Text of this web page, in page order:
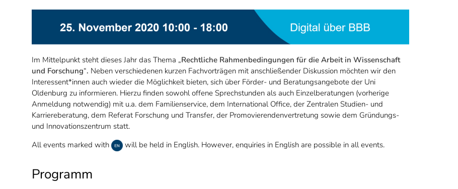
Im Mittelpunkt steht dieses Jahr das Thema „Rechtliche Rahmenbedingungen für die Arbeit in Wissenschaft
und Forschung“. Neben verschiedenen kurzen Fachvorträgen mit anschließender Diskussion möchten wir den
Interessent*innen auch wieder die Möglichkeit bieten, sich über Förder- und Beratungsangebote der Uni
Oldenburg zu informieren. Hierzu finden sowohl offene Sprechstunden als auch Einzelberatungen (vorherige
Anmeldung notwendig) mit u.a. dem Familienservice, dem International Office, der Zentralen Studien- und
Karriereberatung, dem Referat Forschung und Transfer, der Promovierendenvertretung sowie dem Gründungs-
und Innovationszentrum statt.
All events marked with
will be held in English. However, enquiries in English are possible in all events.
Programm